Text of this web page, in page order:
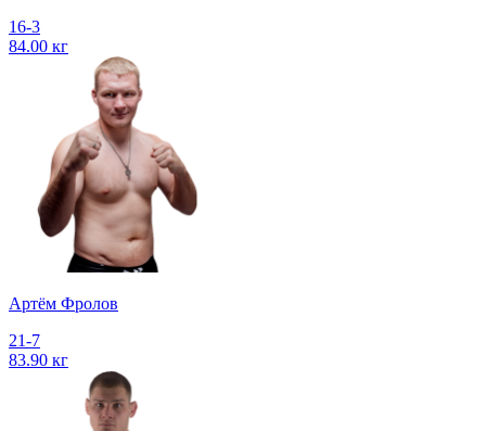
16-3
84.00 кг
Артём Фролов
21-7
83.90 кг